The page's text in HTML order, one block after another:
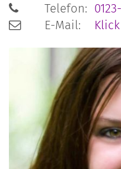
Telefon:
E-Mail: